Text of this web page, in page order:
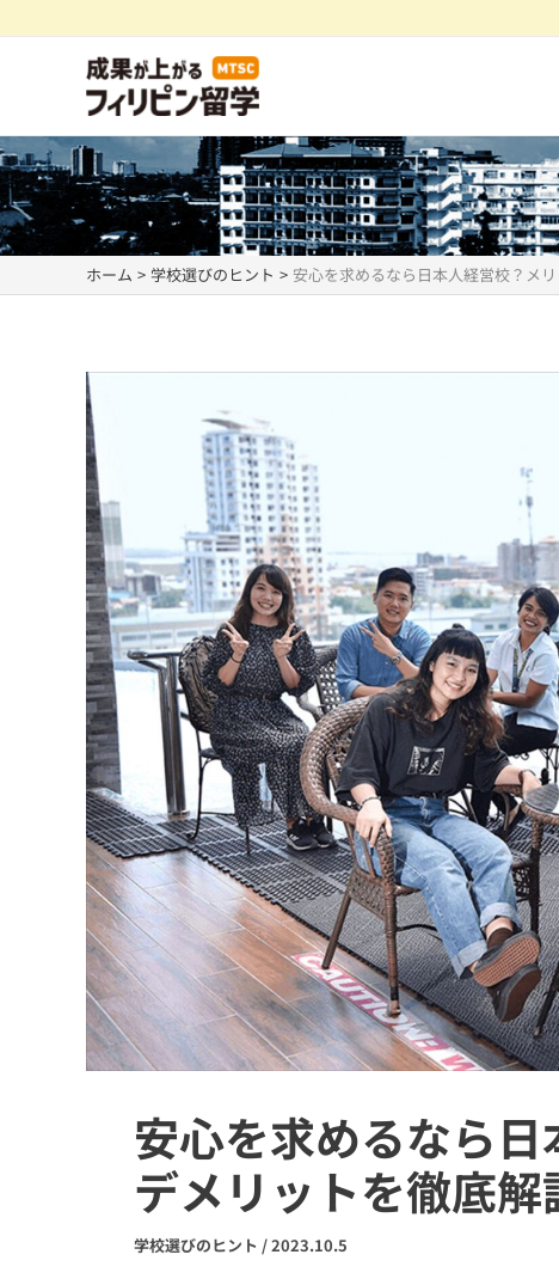
容
キ
ッ
プ
ホーム 学校選びのヒント 安心を求めるなら日本人経営校？メ
安心を求めるなら日
デメリットを徹底
学校選びのヒント /2023.10.5